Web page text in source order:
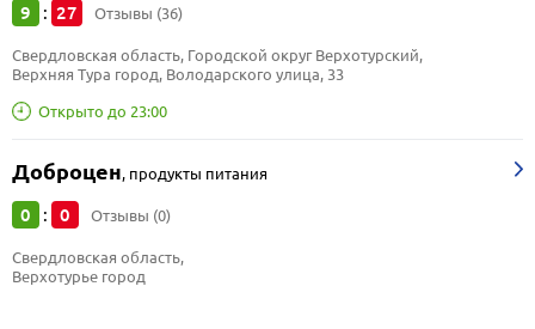
9 : 27 Отзывы (36)
Открыто до 23:00
Свердловская область, Городской округ Верхотурский,
Верхняя Тура город, Володарского улица, 33
Доброцен, продукты питания
0 : 0 Отзывы (0)
Свердловская область,
Верхотурье город